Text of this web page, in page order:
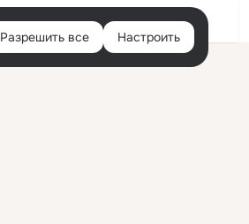
Войти
Разрешить все Настроить